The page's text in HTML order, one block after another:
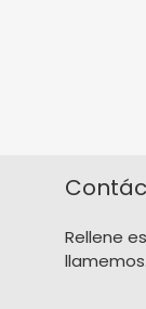
Rellene
llamemos.